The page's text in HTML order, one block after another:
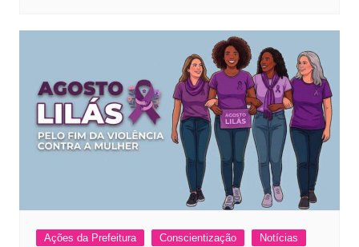
Ações da Prefeitura Conscientização
Notícias